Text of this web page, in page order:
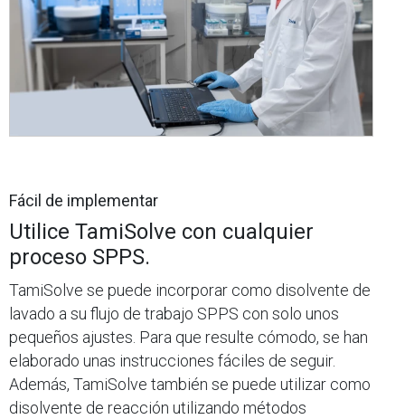
Fácil de implementar
Utilice TamiSolve con cualquier
proceso SPPS.
TamiSolve se puede incorporar como disolvente de
lavado a su flujo de trabajo SPPS con solo unos
pequeños ajustes. Para que resulte cómodo, se han
elaborado unas instrucciones fáciles de seguir.
Además, TamiSolve también se puede utilizar como
disolvente de reacción utilizando métodos